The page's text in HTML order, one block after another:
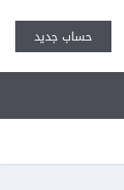
حساب جديد